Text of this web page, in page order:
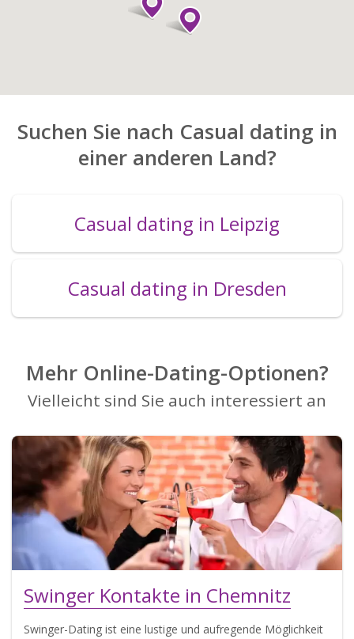
Suchen Sie nach Casual dating in
einer anderen Land?
Casual dating in Leipzig
Casual dating in Dresden
Mehr Online-Dating-Optionen?
Vielleicht sind Sie auch interessiert an
Swinger Kontakte in Chemnitz
Swinger-Dating ist eine lustige und aufregende Möglichkeit